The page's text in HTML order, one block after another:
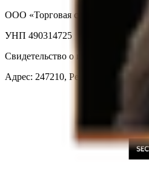
ООО «Торговая сеть «Продмир»
УНП 490314725
Свидетельство о
Адрес: 247210, Республика